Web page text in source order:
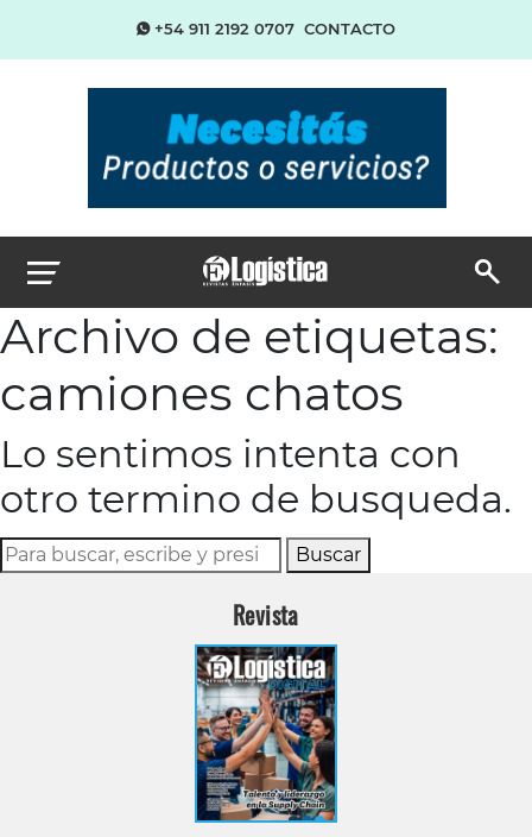
+54 911 2192 0707 CONTACTO
Archivo de etiquetas:
camiones chatos
Lo sentimos intenta con
otro termino de busqueda.
Buscar
Revista